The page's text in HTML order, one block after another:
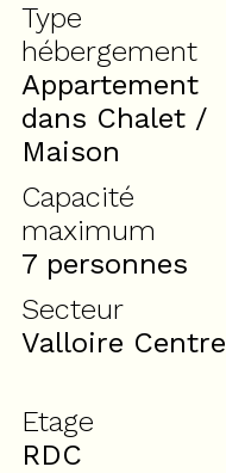
Type
hébergement
Appartement
dans Chalet /
Maison
Capacité
maximum
7 personnes
Secteur
Valloire Centre
Etage
RDC